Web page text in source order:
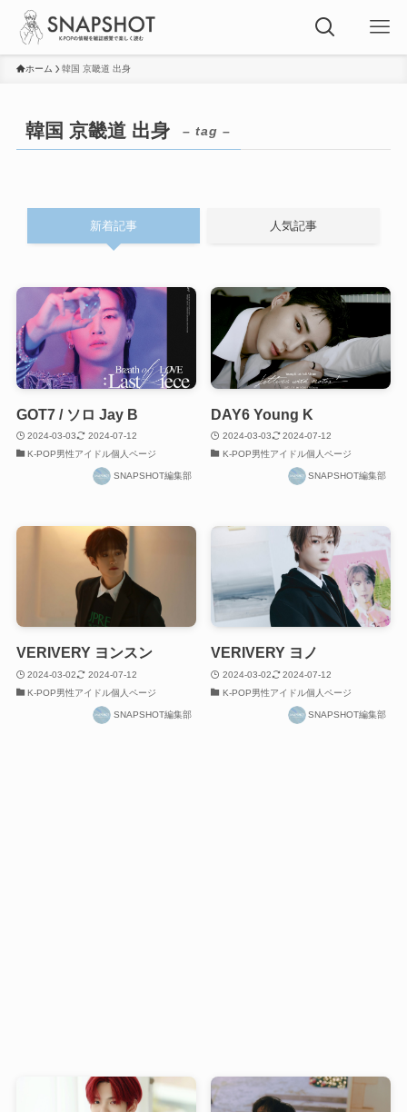
ホーム 韓国 京畿道 出身
韓国 京畿道 出身 – tag –
新着記事 人気記事
GOT7 / ソロ Jay B
2024-03-03
2024-07-12
K-POP男性アイドル個人ページ
SNAPSHOT編集部
DAY6 Young K
2024-03-03
2024-07-12
K-POP男性アイドル個人ページ
SNAPSHOT編集部
VERIVERY ヨンスン
2024-03-02
2024-07-12
K-POP男性アイドル個人ページ
SNAPSHOT編集部
VERIVERY ヨノ
2024-03-02
2024-07-12
K-POP男性アイドル個人ページ
SNAPSHOT編集部